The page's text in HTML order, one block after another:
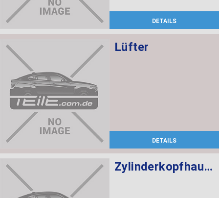
DETAILS
Lüfter
DETAILS
Zylinderkopfhaube